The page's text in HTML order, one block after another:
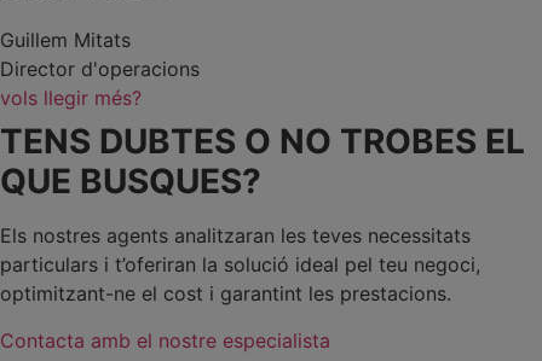
Guillem Mitats
Director d'operacions
vols llegir més?
TENS DUBTES O NO TROBES EL
QUE BUSQUES?
Els nostres agents analitzaran les teves necessitats
particulars i t’oferiran la solució ideal pel teu negoci,
optimitzant-ne el cost i garantint les prestacions.
Contacta amb el nostre especialista